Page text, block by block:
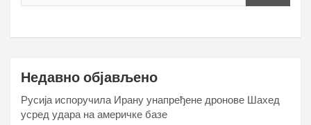
Недавно објављено
Русија испоручила Ирану унапређене дронове Шахед
усред удара на америчке базе